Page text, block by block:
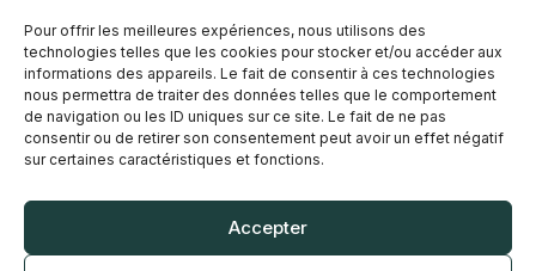
Pour offrir les meilleures expériences, nous utilisons des
technologies telles que les cookies pour stocker et/ou accéder aux
informations des appareils. Le fait de consentir à ces technologies
nous permettra de traiter des données telles que le comportement
de navigation ou les ID uniques sur ce site. Le fait de ne pas
consentir ou de retirer son consentement peut avoir un effet négatif
sur certaines caractéristiques et fonctions.
Accepter
Service client
POLITIQUE DE CONFIDENTIALITÉ